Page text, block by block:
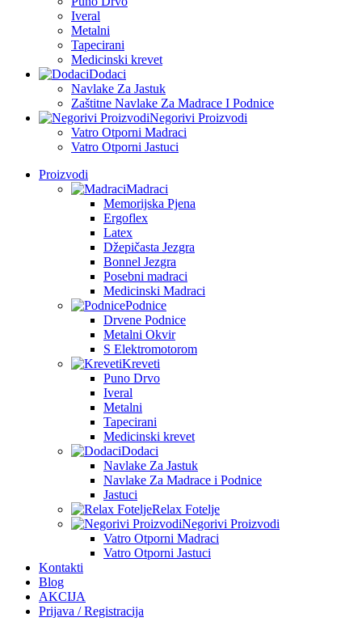
Iveral
Metalni
Tapecirani
Medicinski krevet
Dodaci
Navlake Za Jastuk
Zaštitne Navlake Za Madrace I Podnice
Negorivi Proizvodi
Vatro Otporni Madraci
Vatro Otporni Jastuci
Proizvodi
Madraci
Memorijska Pjena
Ergoflex
Latex
Džepičasta Jezgra
Bonnel Jezgra
Posebni madraci
Medicinski Madraci
Podnice
Drvene Podnice
Metalni Okvir
S Elektromotorom
Kreveti
Puno Drvo
Iveral
Metalni
Tapecirani
Medicinski krevet
Dodaci
Navlake Za Jastuk
Navlake Za Madrace i Podnice
Jastuci
Relax Fotelje
Negorivi Proizvodi
Vatro Otporni Madraci
Vatro Otporni Jastuci
Kontakti
Blog
AKCIJA
Prijava / Registracija